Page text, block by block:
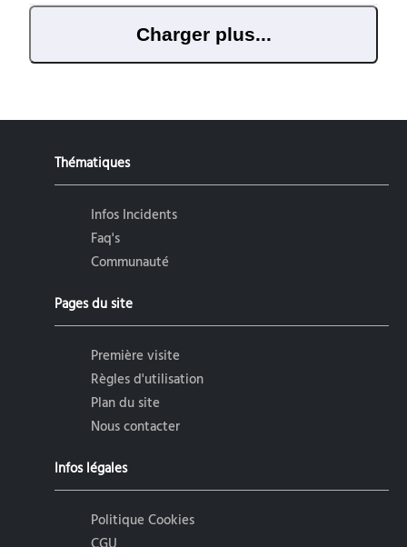
Charger plus...
Thématiques
Infos Incidents
Faq's
Communauté
Pages du site
Première visite
Règles d'utilisation
Plan du site
Nous contacter
Infos légales
Politique Cookies